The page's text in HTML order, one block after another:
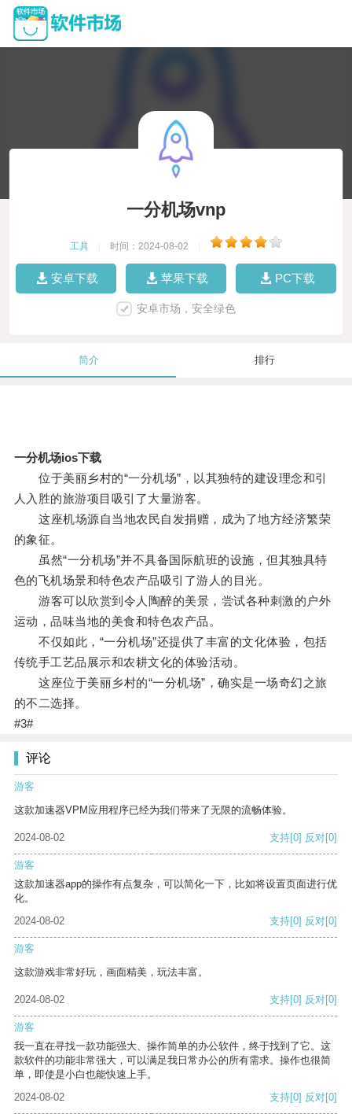
一分机场vnp
工具 时间：2024-08-02
安卓下载 苹果下载 PC下载
安卓市场，安全绿色
简介 排行
一分机场ios下载
位于美丽乡村的“一分机场”，以其独特的建设理念和引
人入胜的旅游项目吸引了大量游客。
这座机场源自当地农民自发捐赠，成为了地方经济繁荣
的象征。
虽然“一分机场”并不具备国际航班的设施，但其独具特
色的飞机场景和特色农产品吸引了游人的目光。
游客可以欣赏到令人陶醉的美景，尝试各种刺激的户外
运动，品味当地的美食和特色农产品。
不仅如此，“一分机场”还提供了丰富的文化体验，包括
传统手工艺品展示和农耕文化的体验活动。
这座位于美丽乡村的“一分机场”，确实是一场奇幻之旅
的不二选择。
#3#
评论
游客
这款加速器VPM应用程序已经为我们带来了无限的流畅体验。
2024-08-02 支持[0] 反对[0]
游客
这款加速器app的操作有点复杂，可以简化一下，比如将设置页面进行优
化。
2024-08-02
支持[0] 反对[0]
游客
这款游戏非常好玩，画面精美，玩法丰富。
2024-08-02 支持[0] 反对[0]
游客
我一直在寻找一款功能强大、操作简单的办公软件，终于找到了它。这
款软件的功能非常强大，可以满足我日常办公的所有需求。操作也很简
单，即使是小白也能快速上手。
2024-08-02
支持[0] 反对[0]